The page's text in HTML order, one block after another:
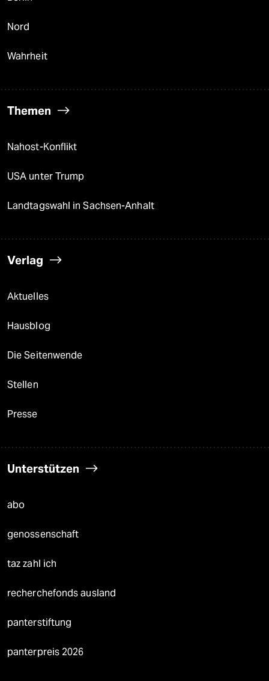
Nord
Wahrheit
Themen
Nahost-Konflikt
USA unter Trump
Landtagswahl in Sachsen-Anhalt
Verlag
Aktuelles
Hausblog
Die Seitenwende
Stellen
Presse
Unterstützen
abo
genossenschaft
taz zahl ich
recherchefonds ausland
panterstiftung
panterpreis 2026